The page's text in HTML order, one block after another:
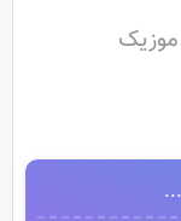
موزیک